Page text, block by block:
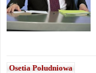
Osetia Południowa